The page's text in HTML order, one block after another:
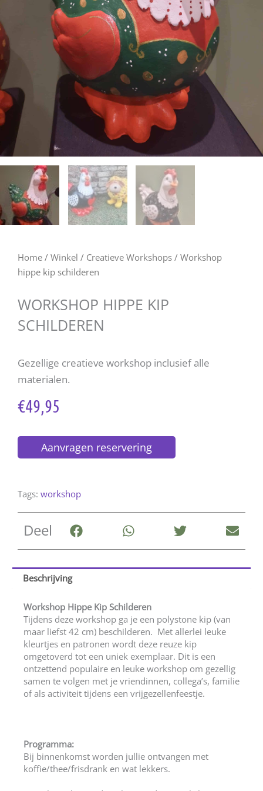
Home / Winkel / Creatieve Workshops / Workshop
hippe kip schilderen
WORKSHOP HIPPE KIP
SCHILDEREN
Gezellige creatieve workshop inclusief alle
materialen.
€49,95
Aanvragen reservering
Tags: workshop
Deel
Beschrijving
Workshop Hippe Kip Schilderen
Tijdens deze workshop ga je een polystone kip (van
maar liefst 42 cm) beschilderen. Met allerlei leuke
kleurtjes en patronen wordt deze reuze kip
omgetoverd tot een uniek exemplaar. Dit is een
ontzettend populaire en leuke workshop om gezellig
samen te volgen met je vriendinnen, collega’s, familie
of als activiteit tijdens een vrijgezellenfeestje.
Programma:
Bij binnenkomst worden jullie ontvangen met
koffie/thee/frisdrank en wat lekkers.